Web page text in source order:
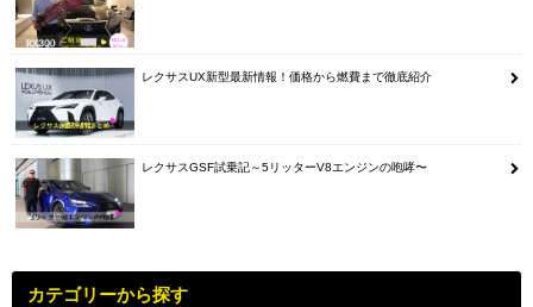
レクサスUX新型最新情報！価格から燃費まで徹底紹介
レクサスGSF試乗記～5リッターV8エンジンの咆哮〜
カテゴリーから探す